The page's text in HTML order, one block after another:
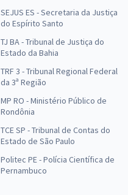
SEJUS ES - Secretaria da Justiça
do Espírito Santo
TJ BA - Tribunal de Justiça do
Estado da Bahia
TRF 3 - Tribunal Regional Federal
da 3ª Região
MP RO - Ministério Público de
Rondônia
TCE SP - Tribunal de Contas do
Estado de São Paulo
Politec PE - Polícia Científica de
Pernambuco